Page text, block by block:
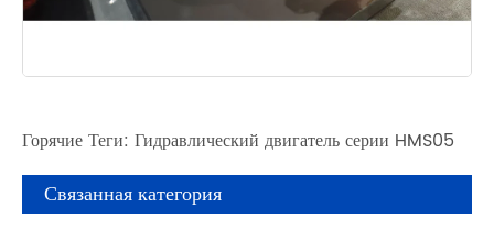
Горячие Теги: Гидравлический двигатель серии HMS05
Связанная категория